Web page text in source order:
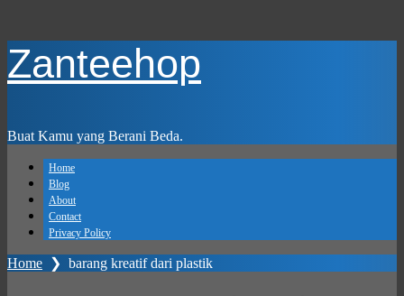
Skip
to
main
Zanteehop
Buat Kamu yang Berani Beda.
Home
Blog
About
Contact
Privacy Policy
Home ❯ barang kreatif dari plastik